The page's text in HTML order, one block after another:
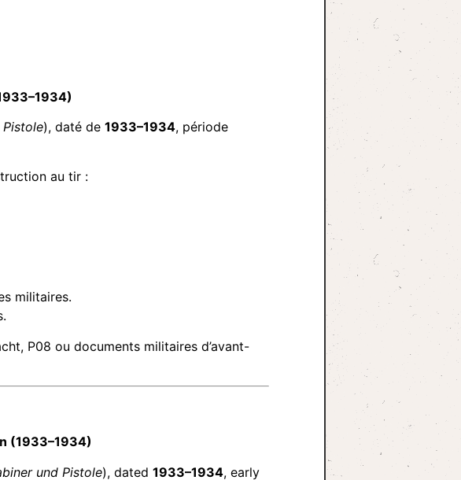
), daté de 1933–1934, période
au tir :
militaires.
P08 ou documents militaires d’avant-
(1933–1934)
und Pistole), dated 1933–1934, early